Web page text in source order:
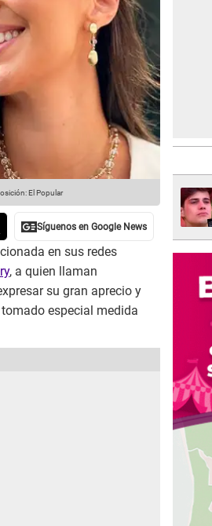
El Popular
en sus redes
, a quien llaman
su gran aprecio y
especial medida